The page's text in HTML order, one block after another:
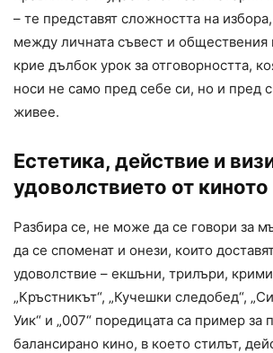
– те представят сложността на
между личната съвест и обществения
крие дълбок урок за отговорността,
носи не само пред себе си, но и пред
живее.
Естетика, действие и
удоволствието от киното
Разбира се, не може да се говори за
да се споменат и онези, които
удоволствие – екшъни, трилъри,
„Кръстникът“, „Кучешки следобед“,
Уик“ и „007“ поредицата са пример за
балансирано кино, в което стилът,